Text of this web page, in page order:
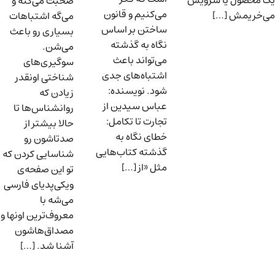
می‌خریمش […]
می‌کنیم و قانون
ساختن بر اساس
نگاه به گذشته
می‌تواند باعث
اشتباه‌های جدی
شود. نویسنده:
عباس سیدین از
تجارت تا تکامل:
خطای نگاه به
گذشته کتاب‌هایی
مثل «از […]
می‌گه اشتباهات
بسیاری رو باعث
می‌شن.
سوگیری‌های
شناختی اونقدر
زیادن که
روانشناس‌ها تا
حالا بیشتر از
صدتاشون رو
شناسایی کردن که
تو این صفحه‌ی
ویکی‌پدیای فارسی
می‌شه با
معروف‌ترین اونها و
مصداق‌هاشون
آشنا شد. […]